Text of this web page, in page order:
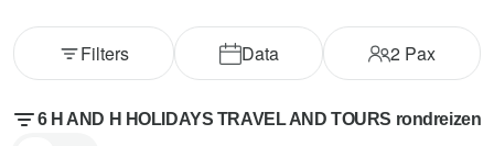
Data 2 Pax
Filters
6 H AND H HOLIDAYS TRAVEL AND TOURS rondreizen